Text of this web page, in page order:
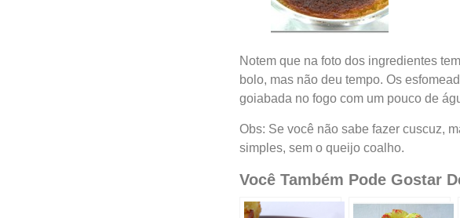
Notem que na foto dos ingredientes
bolo, mas não deu tempo. Os
goiabada no fogo com um pouco de
Obs: Se você não sabe fazer cuscuz,
simples, sem o queijo coalho.
Você Também Pode Gostar